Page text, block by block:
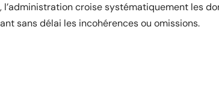
croise systématiquement les
sans délai les incohérences ou omissions.